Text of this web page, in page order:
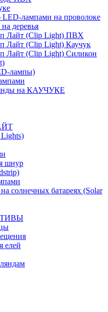
лампами на проволоке
деревья
Лайт (Clip Light) ПВХ
Лайт (Clip Light) Каучук
Лайт (Clip Light) Силикон
лампы)
на КАУЧУКЕ
шнур
солнечных батареях (Solar
елей